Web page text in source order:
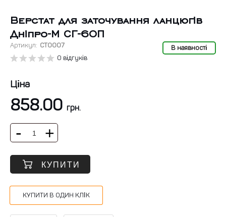
Верстат для заточування ланцюгів
Дніпро-М СГ-60П
В наявності
Артикул: СТ0007
0 відгуків
Ціна
858.00 грн.
КУПИТИ
КУПИТИ В ОДИН КЛІК